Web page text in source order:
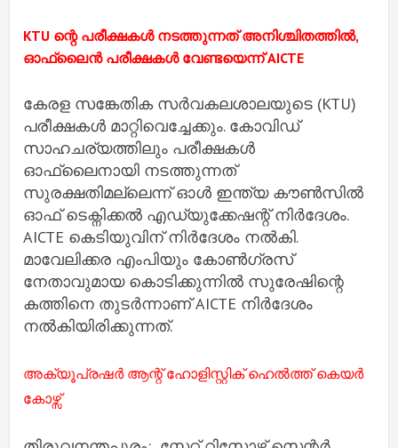
KTU ന്റെ പരീക്ഷകള്‍ നടത്തുന്നത് അനിശ്ചിതത്തില്‍,
ഓഫ്ലൈന്‍ പരീക്ഷകള്‍ വേണ്ടയെന്ന് AICTE
കേരള സങ്കേതിക സര്‍വകലശാലയുടെ (KTU)
പരീക്ഷകള്‍ മാറ്റിവെച്ചേക്കും. കോവിഡ്
സാഹചര്യത്തിലും പരീക്ഷകള്‍
ഓഫ്ലൈനായി നടത്തുന്നത്
സുരക്ഷതിമല്ലെന്ന് ഓള്‍ ഇന്ത്യ കൗണ്‍സില്‍
ഓഫ് ടെക്നിക്കല്‍ എഡ്യുക്കേഷന്റ് നിര്‍ദേശം.
AICTE കെടിയുവിന് നിര്‍ദേശം നല്‍കി.
മാവേലിക്കര എംപിയും കോണ്‍ഗ്രസ്
നേതാവുമായ കൊടിക്കുന്നില്‍ സുരേഷിന്റെ
കത്തിനെ തുടര്‍ന്നാണ് AICTE നിര്‍ദേശം
നല്‍കിയിരിക്കുന്നത്.
അക്യൂപ്രഷര്‍ ആന്റ് ഹോളിസ്റ്റിക് ഹെല്‍ത്ത് കെയര്‍
കോഴ്സ്